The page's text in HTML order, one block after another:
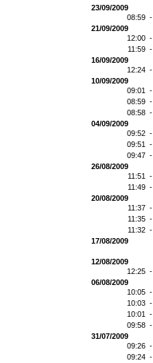
23/09/2009
08:59 -
21/09/2009
12:00 -
11:59 -
16/09/2009
12:24 -
10/09/2009
09:01 -
08:59 -
08:58 -
04/09/2009
09:52 -
09:51 -
09:47 -
26/08/2009
11:51 -
11:49 -
20/08/2009
11:37 -
11:35 -
11:32 -
17/08/2009
12/08/2009
12:25 -
06/08/2009
10:05 -
10:03 -
10:01 -
09:58 -
31/07/2009
09:26 -
09:24 -